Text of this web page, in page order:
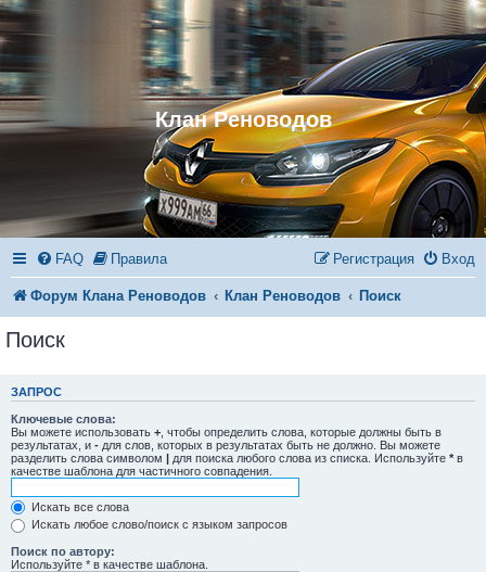
Клан Реноводов
FAQ Правила Вход
Регистрация
Форум Клана Реноводов Клан Реноводов Поиск
Поиск
ЗАПРОС
Ключевые слова:
Вы можете использовать + , чтобы определить слова, которые должны быть в
результатах, и - для слов, которых в результатах быть не должно. Вы можете
разделить слова символом | для поиска любого слова из списка. Используйте * в
качестве шаблона для частичного совпадения.
Искать все слова
Искать любое слово/поиск с языком запросов
Поиск по автору:
Используйте * в качестве шаблона.